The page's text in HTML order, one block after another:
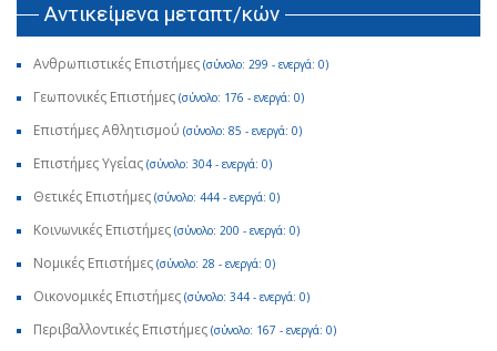
Αντικείμενα μεταπτ/κών
Ανθρωπιστικές Επιστήμες (σύνολο: 299 - ενεργά: 0)
Γεωπονικές Επιστήμες (σύνολο: 176 - ενεργά: 0)
Επιστήμες Αθλητισμού (σύνολο: 85 - ενεργά: 0)
Επιστήμες Υγείας (σύνολο: 304 - ενεργά: 0)
Θετικές Επιστήμες (σύνολο: 444 - ενεργά: 0)
Κοινωνικές Επιστήμες (σύνολο: 200 - ενεργά: 0)
Νομικές Επιστήμες (σύνολο: 28 - ενεργά: 0)
Οικονομικές Επιστήμες (σύνολο: 344 - ενεργά: 0)
Περιβαλλοντικές Επιστήμες (σύνολο: 167 - ενεργά: 0)